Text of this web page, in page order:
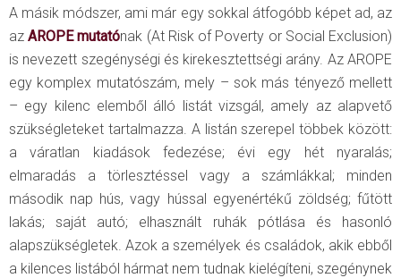
A másik módszer, ami már egy sokkal átfogóbb képet ad, az
azAROPE mutatónak (At Risk of Poverty or Social Exclusion)
is nevezett szegénységi és kirekesztettségi arány. Az AROPE
egy komplex mutatószám, mely – sok más tényező mellett
– egy kilenc elemből álló listát vizsgál, amely az alapvető
szükségleteket tartalmazza. A listán szerepel többek között:
a váratlan kiadások fedezése; évi egy hét nyaralás;
elmaradás a törlesztéssel vagy a számlákkal; minden
második nap hús, vagy hússal egyenértékű zöldség; fűtött
lakás; saját autó; elhasznált ruhák pótlása és hasonló
alapszükségletek. Azok a személyek és családok, akik ebből
a kilences listából hármat nem tudnak kielégíteni, szegénynek